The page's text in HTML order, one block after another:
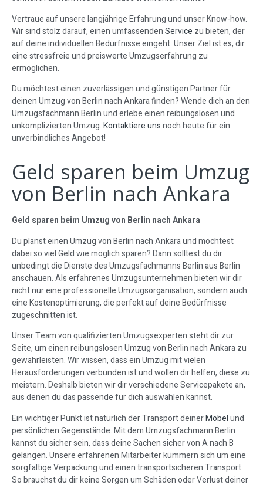
Vertraue auf unsere langjährige Erfahrung und unser Know-how.
Wir sind stolz darauf, einen umfassendenService zu bieten, der
auf deine individuellen Bedürfnisse eingeht. Unser Ziel ist es, dir
eine stressfreie und preiswerte Umzugserfahrung zu
ermöglichen.
Du möchtest einen zuverlässigen und günstigen Partner für
deinen Umzug von Berlin nach Ankara finden? Wende dich an den
Umzugsfachmann Berlin und erlebe einen reibungslosen und
unkomplizierten Umzug.Kontaktiere unsnoch heute für ein
unverbindliches Angebot!
Geld sparen beim Umzug
von Berlin nach Ankara
Geld sparen beim Umzug von Berlin nach Ankara
Du planst einen Umzug von Berlin nach Ankara und möchtest
dabei so viel Geld wie möglich sparen? Dann solltest du dir
unbedingt die Dienste des Umzugsfachmanns Berlin aus Berlin
anschauen. Als erfahrenes Umzugsunternehmen bieten wir dir
nicht nur eine professionelle Umzugsorganisation, sondern auch
eine Kostenoptimierung, die perfekt auf deine Bedürfnisse
zugeschnitten ist.
Unser Team von qualifizierten Umzugsexperten steht dir zur
Seite, um einen reibungslosen Umzug von Berlin nach Ankara zu
gewährleisten. Wir wissen, dass ein Umzug mit vielen
Herausforderungen verbunden ist und wollen dir helfen, diese zu
meistern. Deshalb bieten wir dir verschiedene Servicepakete an,
aus denen du das passende für dich auswählen kannst.
Ein wichtiger Punkt ist natürlich der Transport deinerMöbelund
persönlichen Gegenstände. Mit dem Umzugsfachmann Berlin
kannst du sicher sein, dass deine Sachen sicher von A nach B
gelangen. Unsere erfahrenen Mitarbeiter kümmern sich um eine
sorgfältige Verpackung und einen transportsicheren Transport.
So brauchst du dir keine Sorgen um Schäden oder Verlust deiner